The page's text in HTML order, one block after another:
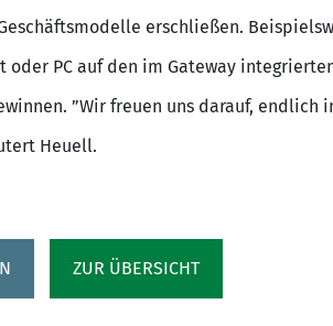
erschließen.
PC auf den im Gateway
”Wir freuen uns darauf, endlich
Heuell.
ZUR ÜBERSICHT